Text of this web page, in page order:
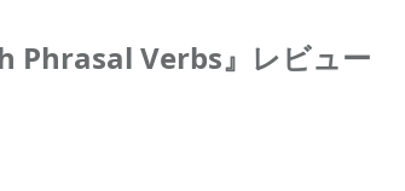
Phrasal Verbs』レビュー